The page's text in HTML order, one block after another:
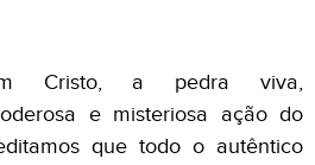
Cristo, a pedra viva,
e misteriosa ação do
que todo o autêntico